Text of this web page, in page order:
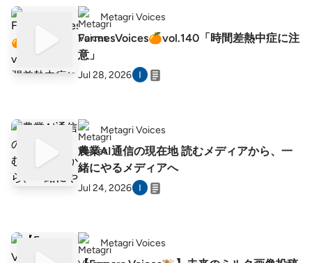
Metagri Voices
FarmesVoices🍊vol.140「時間差熱中症に注
意」
Jul 28, 2026
Metagri Voices
農業AI通信の現在地 読むメディアから、一
緒にやるメディアへ
Jul 24, 2026
Metagri Voices